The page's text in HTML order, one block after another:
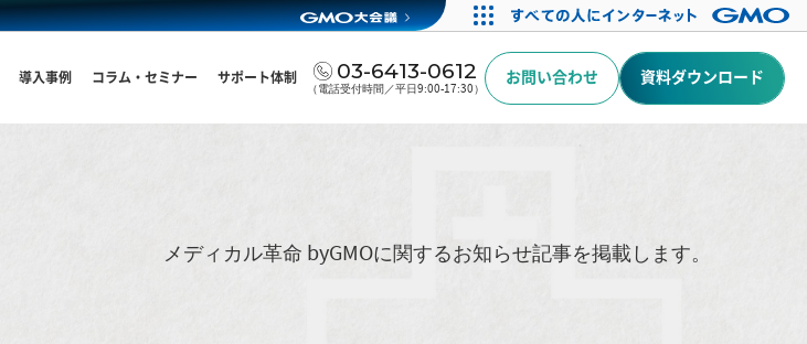
導入事例 コラム・セミナー サポート体制 03-6413-0612
（電話受付時間／平日9:00-17:30）
お問い合わせ 資料ダウンロード
メディカル革命 byGMOに関するお知らせ記事を掲載します。